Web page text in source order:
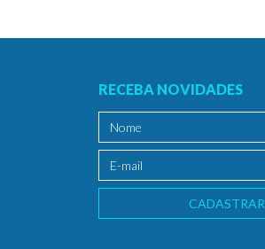
RECEBA NOVIDADES
CADASTRAR